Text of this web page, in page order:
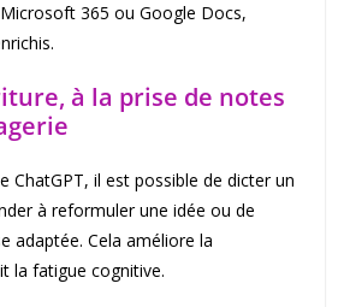
Microsoft 365 ou Google Docs,
à la prise de notes
ChatGPT, il est possible de dicter un
à reformuler une idée ou de
adaptée. Cela améliore la
la fatigue cognitive.